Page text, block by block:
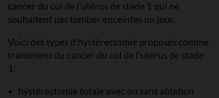
cancer du col de l’utérus de stade 1 qui ne
souhaitent pas tomber enceintes un jour.
Voici des types d’hystérectomie proposés comme
traitement du cancer du col de l’utérus de stade
1:
hystérectomie totale avec ou sans ablation